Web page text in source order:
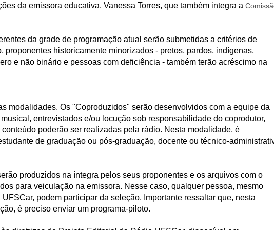
da emissora educativa, Vanessa Torres, que também integra a
da grade de programação atual serão submetidas a critérios de
proponentes historicamente minorizados - pretos, pardos, indígenas,
e não binário e pessoas com deficiência - também terão acréscimo na
modalidades. Os "Coproduzidos" serão desenvolvidos com a equipe da
entrevistados e/ou locução sob responsabilidade do coprodutor,
poderão ser realizadas pela rádio. Nesta modalidade, é
de graduação ou pós-graduação, docente ou técnico-
produzidos na íntegra pelos seus proponentes e os arquivos com o
para veiculação na emissora. Nesse caso, qualquer pessoa, mesmo
podem participar da seleção. Importante ressaltar que, nesta
é preciso enviar um programa-piloto.